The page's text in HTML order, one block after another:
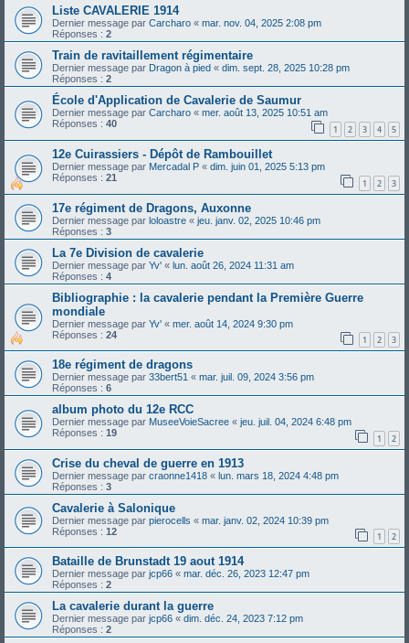
Liste CAVALERIE 1914
Dernier message par Carcharo « mar. nov. 04, 2025 2:08 pm
Réponses : 2
Train de ravitaillement régimentaire
Dernier message par Dragon à pied « dim. sept. 28, 2025 10:28 pm
Réponses : 2
École d'Application de Cavalerie de Saumur
Dernier message par Carcharo « mer. août 13, 2025 10:51 am
Réponses : 40 1 2 3 4 5
12e Cuirassiers - Dépôt de Rambouillet
Dernier message par Mercadal P « dim. juin 01, 2025 5:13 pm
Réponses : 21 1 2 3
17e régiment de Dragons, Auxonne
Dernier message par loloastre « jeu. janv. 02, 2025 10:46 pm
Réponses : 3
La 7e Division de cavalerie
Dernier message par Yv' « lun. août 26, 2024 11:31 am
Réponses : 4
Bibliographie : la cavalerie pendant la Première Guerre
mondiale
Dernier message par Yv' « mer. août 14, 2024 9:30 pm
Réponses : 24 1 2 3
18e régiment de dragons
Dernier message par 33bert51 « mar. juil. 09, 2024 3:56 pm
Réponses : 6
album photo du 12e RCC
Dernier message par MuseeVoieSacree « jeu. juil. 04, 2024 6:48 pm
Réponses : 19 1 2
Crise du cheval de guerre en 1913
Dernier message par craonne1418 « lun. mars 18, 2024 4:48 pm
Réponses : 3
Cavalerie à Salonique
Dernier message par pierocells « mar. janv. 02, 2024 10:39 pm
Réponses : 12 1 2
Bataille de Brunstadt 19 aout 1914
Dernier message par jcp66 « mar. déc. 26, 2023 12:47 pm
Réponses : 2
La cavalerie durant la guerre
Dernier message par jcp66 « dim. déc. 24, 2023 7:12 pm
Réponses : 2